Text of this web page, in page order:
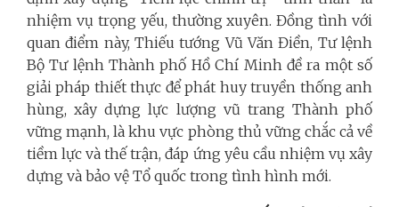
nhiệm vụ trọng yếu, thường xuyên. Đồng tình với
quan điểm này, Thiếu tướng Vũ Văn Điền, Tư lệnh
Bộ Tư lệnh Thành phố Hồ Chí Minh đề ra một số
giải pháp thiết thực để phát huy truyền thống anh
hùng, xây dựng lực lượng vũ trang Thành phố
vững mạnh, là khu vực phòng thủ vững chắc cả về
tiềm lực và thế trận, đáp ứng yêu cầu nhiệm vụ xây
dựng và bảo vệ Tổ quốc trong tình hình mới.